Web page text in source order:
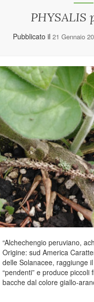
PHYSALIS
Pubblicato il 21 Gennaio
“Alchechengio peruviano,
Origine: sud America
delle Solanacee, raggiunge
“pendenti” e produce
bacche dal colore giallo-